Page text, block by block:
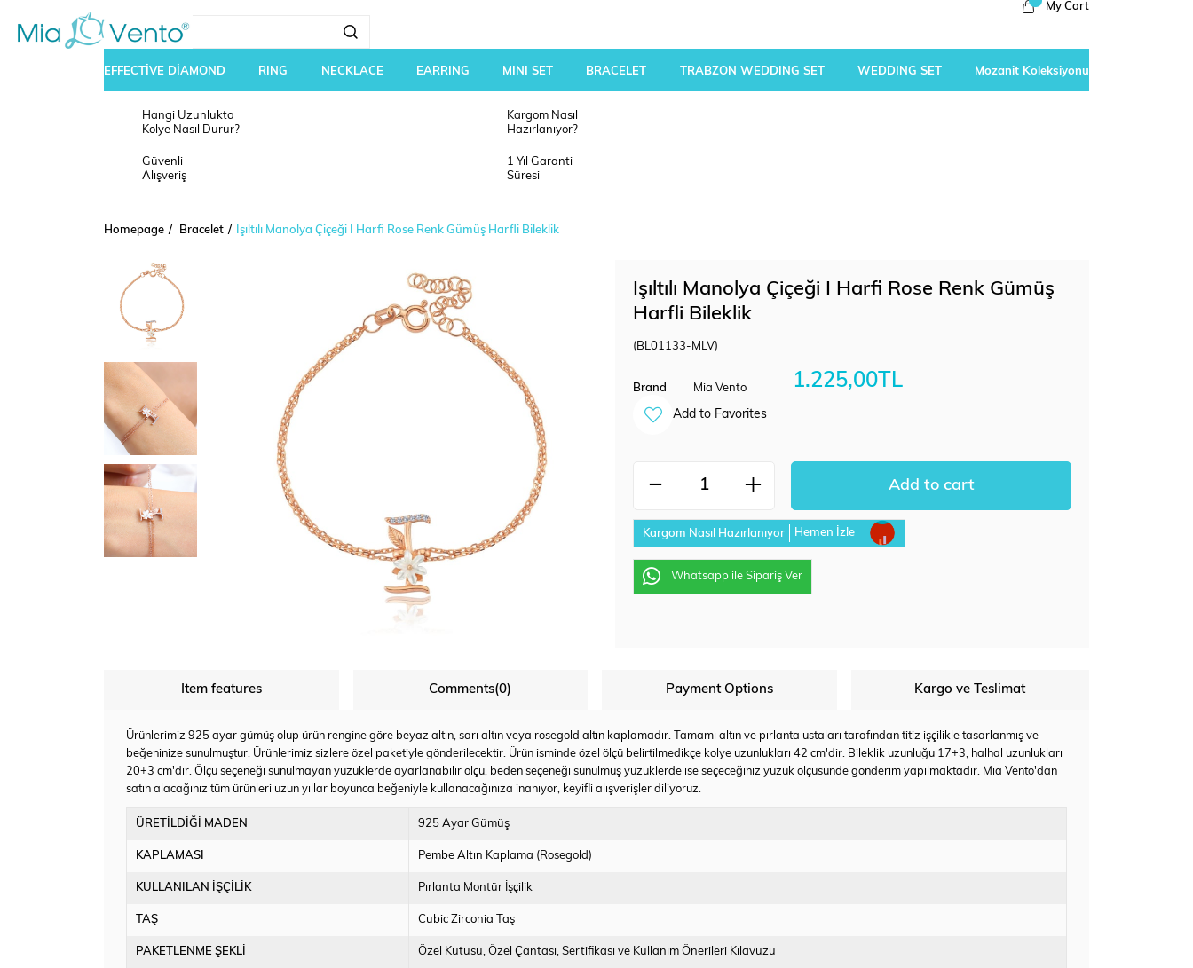
My Cart
EFFECTİVE DİAMOND RING NECKLACE EARRING MINI SET BRACELET TRABZON WEDDING SET WEDDING SET Mozanit Koleksiyonu
Hangi Uzunlukta
Kolye Nasıl Durur?
Kargom Nasıl
Hazırlanıyor?
Güvenli
Alışveriş
1 Yıl Garanti
Süresi
Homepage Bracelet Işıltılı Manolya Çiçeği I Harfi Rose Renk Gümüş Harfli Bileklik
Işıltılı Manolya Çiçeği I Harfi Rose Renk Gümüş
Harfli Bileklik
(BL01133-MLV)
Brand Mia Vento 1.225,00TL
Add to Favorites
Kargom Nasıl Hazırlanıyor Hemen İzle
Whatsapp ile Sipariş Ver
Item features Comments(0) Payment Options Kargo ve Teslimat
Ürünlerimiz 925 ayar gümüş olup ürün rengine göre beyaz altın, sarı altın veya rosegold altın kaplamadır. Tamamı altın ve pırlanta ustaları tarafından titiz işçilikle tasarlanmış ve
beğeninize sunulmuştur. Ürünlerimiz sizlere özel paketiyle gönderilecektir. Ürün isminde özel ölçü belirtilmedikçe kolye uzunlukları 42 cm'dir. Bileklik uzunluğu 17+3, halhal uzunlukları
20+3 cm'dir. Ölçü seçeneği sunulmayan yüzüklerde ayarlanabilir ölçü, beden seçeneği sunulmuş yüzüklerde ise seçeceğiniz yüzük ölçüsünde gönderim yapılmaktadır. Mia Vento'dan
satın alacağınız tüm ürünleri uzun yıllar boyunca beğeniyle kullanacağınıza inanıyor, keyifli alışverişler diliyoruz.
ÜRETİLDİĞİ MADEN 925 Ayar Gümüş
KAPLAMASI Pembe Altın Kaplama (Rosegold)
KULLANILAN İŞÇİLİK Pırlanta Montür İşçilik
TAŞ Cubic Zirconia Taş
PAKETLENME ŞEKLİ Özel Kutusu Özel Çantası Sertifikası ve Kullanım Önerileri Kılavuzu